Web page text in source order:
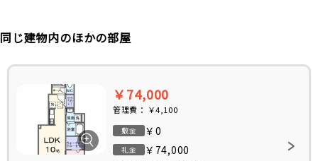
同じ建物内のほかの部屋
￥74,000
管理費： ￥4,100
敷金 ￥0
礼金
￥74,000